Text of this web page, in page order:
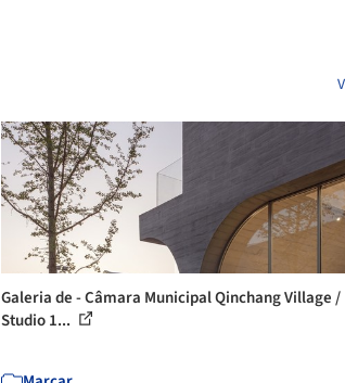
Galeria de - Câmara Municipal Qinchang Village /
Studio 1...